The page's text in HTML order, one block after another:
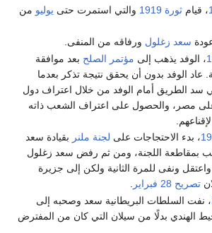
، قيامثورة 1919 والتي استمرت حتى يوليو من
سعد زغلول ورفاقه من المنفى.
، الوفد يذهب إلى مؤتمر الصلح بعد موافقة
عاد الوفد بدون أن يحقق نتيجة تذكر بعدما
سد الطريق أمام الوفد من خلال اعتراف دول
على مصر، والحصول على اعتراف الشعب ذاته
لإقناعهم.
، بدء الاحتجاجات على لجنة ملنر بقيادة سعد
بمقاطعة اللجنة، ومن ثم رفض سعد زغلول
واعتقل ونفى للمرة الثانية ولكن إلى جزيرة
تصريح 28 فبراير
، نفت السلطات البريطانية سعد وصحبه إلى
الهندي بدلًا من سيلان التي كان من المفترض